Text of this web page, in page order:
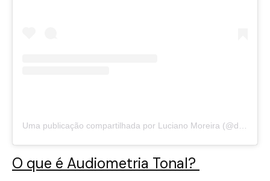
O que é Audiometria Tonal?